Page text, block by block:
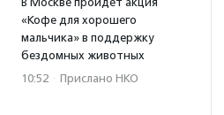
«Кофе для хорошего
мальчика» в поддержку
бездомных животных
10:52 · Прислано НКО